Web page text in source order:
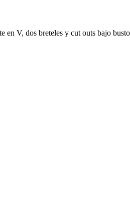
en V, dos breteles y cut outs bajo